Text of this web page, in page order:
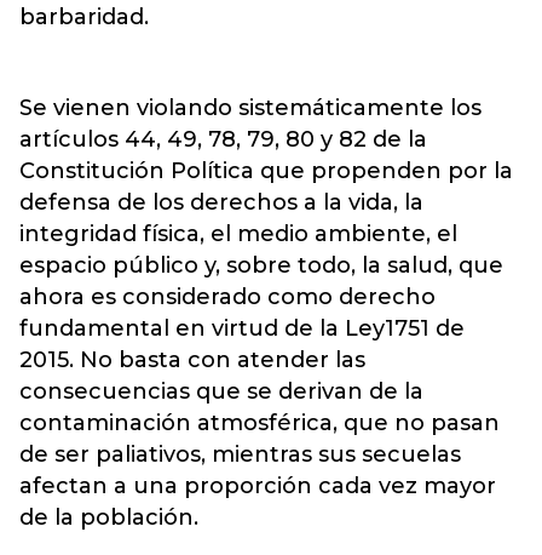
barbaridad.
Se vienen violando sistemáticamente los
artículos 44, 49, 78, 79, 80 y 82 de la
Constitución Política que propenden por la
defensa de los derechos a la vida, la
integridad física, el medio ambiente, el
espacio público y, sobre todo, la salud, que
ahora es considerado como derecho
fundamental en virtud de la Ley1751 de
2015. No basta con atender las
consecuencias que se derivan de la
contaminación atmosférica, que no pasan
de ser paliativos, mientras sus secuelas
afectan a una proporción cada vez mayor
de la población.